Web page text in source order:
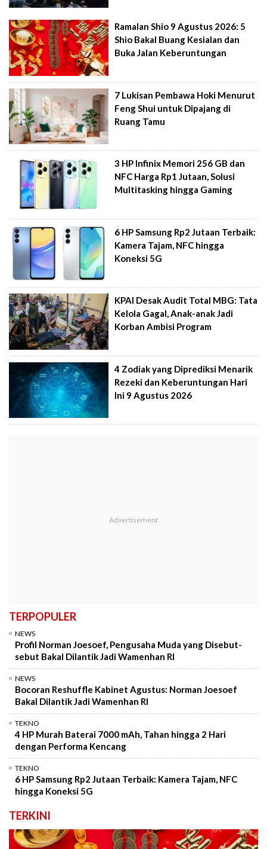
Ramalan Shio 9 Agustus 2026: 5
Shio Bakal Buang Kesialan dan
Buka Jalan Keberuntungan
7 Lukisan Pembawa Hoki Menurut
Feng Shui untuk Dipajang di
Ruang Tamu
3 HP Infinix Memori 256 GB dan
NFC Harga Rp1 Jutaan, Solusi
Multitasking hingga Gaming
6 HP Samsung Rp2 Jutaan Terbaik:
Kamera Tajam, NFC hingga
Koneksi 5G
KPAI Desak Audit Total MBG: Tata
Kelola Gagal, Anak-anak Jadi
Korban Ambisi Program
4 Zodiak yang Diprediksi Menarik
Rezeki dan Keberuntungan Hari
Ini 9 Agustus 2026
TERPOPULER
NEWS
Profil Norman Joesoef, Pengusaha Muda yang Disebut-
sebut Bakal Dilantik Jadi Wamenhan RI
NEWS
Bocoran Reshuffle Kabinet Agustus: Norman Joesoef
Bakal Dilantik Jadi Wamenhan RI
TEKNO
4 HP Murah Baterai 7000 mAh, Tahan hingga 2 Hari
dengan Performa Kencang
TEKNO
6 HP Samsung Rp2 Jutaan Terbaik: Kamera Tajam, NFC
hingga Koneksi 5G
TERKINI